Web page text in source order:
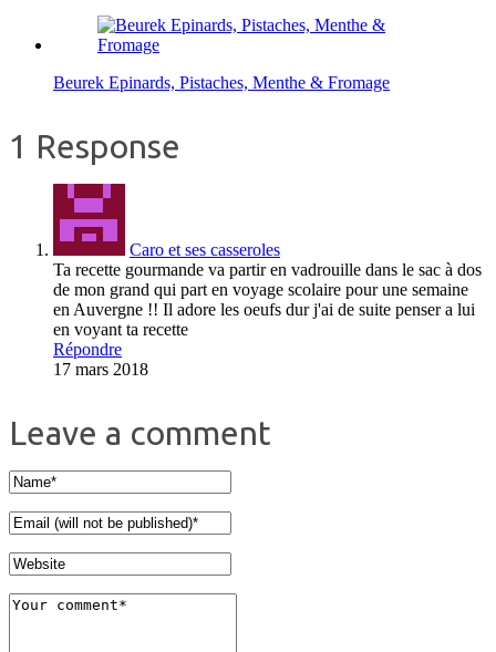
Beurek Epinards, Pistaches, Menthe & Fromage
1 Response
Caro et ses casseroles
Ta recette gourmande va partir en vadrouille dans le sac à dos
de mon grand qui part en voyage scolaire pour une semaine
en Auvergne !! Il adore les oeufs dur j'ai de suite penser a lui
en voyant ta recette
Répondre
17 mars 2018
Leave a comment